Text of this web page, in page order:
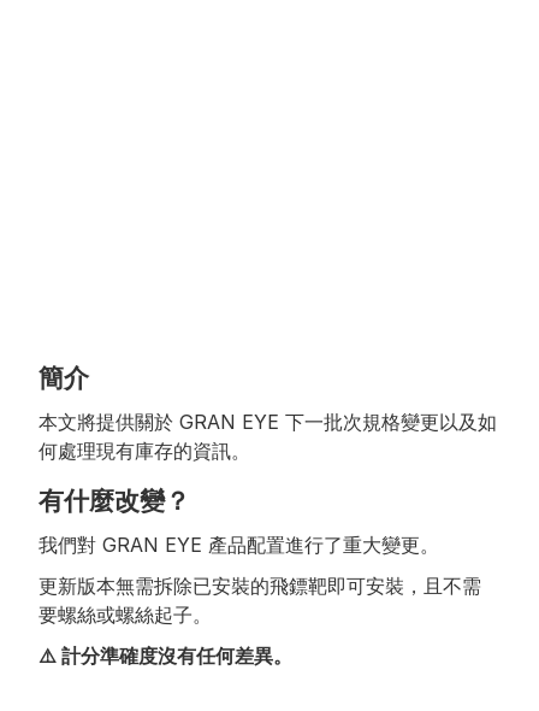
簡介
本文將提供關於 GRAN EYE 下一批次規格變更以及如
何處理現有庫存的資訊。
有什麼改變？
我們對 GRAN EYE 產品配置進行了重大變更。
更新版本無需拆除已安裝的飛鏢靶即可安裝，且不需
要螺絲或螺絲起子。
⚠️ 計分準確度沒有任何差異。